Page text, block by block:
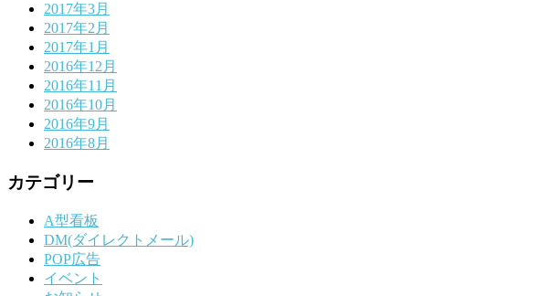
2017年3月
2017年2月
2017年1月
2016年12月
2016年11月
2016年10月
2016年9月
2016年8月
カテゴリー
A型看板
DM(ダイレクトメール)
POP広告
イベント